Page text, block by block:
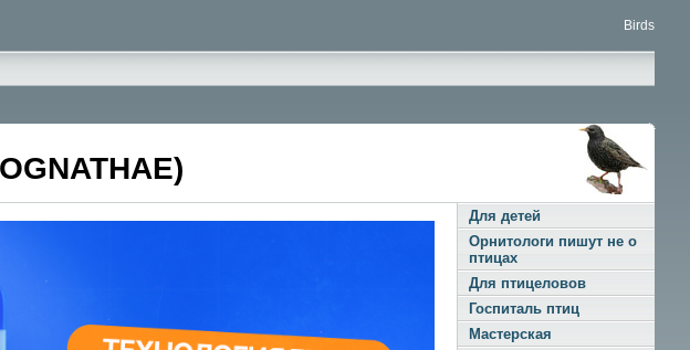
Birds
Для детей
Орнитологи пишут не о
птицах
Для птицеловов
Госпиталь птиц
Мастерская